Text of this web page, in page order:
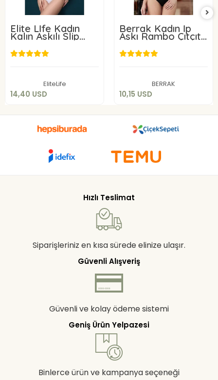
Elite Lİfe Kadın
Kalın Askılı Slip
Body 878
EliteLife
14,40 USD
14,40 USD
Berrak Kadın İp
Askı Rambo Çıtçıtlı
Badi 2172
BERRAK
10,15 USD
10,15 USD
Hızlı Teslimat
Siparişleriniz en kısa sürede elinize ulaşır.
Güvenli Alışveriş
Güvenli ve kolay ödeme sistemi
Geniş Ürün Yelpazesi
Binlerce ürün ve kampanya seçeneği